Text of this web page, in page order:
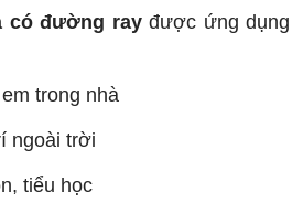
có đường rayđược ứng dụng
trong nhà
ngoài trời
tiểu học